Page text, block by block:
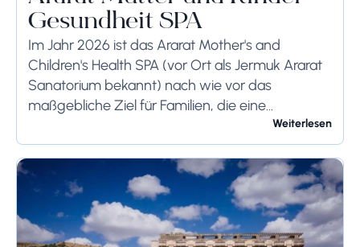
Gesundheit SPA
Im Jahr 2026 ist das Ararat Mother's and
Children's Health SPA (vor Ort als Jermuk Ararat
Sanatorium bekannt) nach wie vor das
maßgebliche Ziel für Familien, die eine
professionelle medizinische Rehabilitation im
armenischen Hochland suchen ....
Weiterlesen